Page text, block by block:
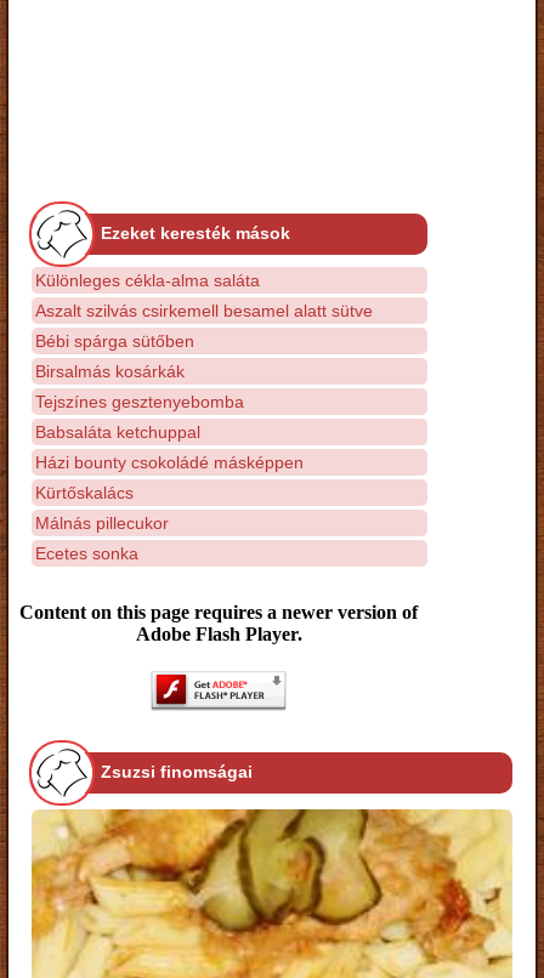
Ezeket keresték mások
Különleges cékla-alma saláta
Aszalt szilvás csirkemell besamel alatt sütve
Bébi spárga sütőben
Birsalmás kosárkák
Tejszínes gesztenyebomba
Babsaláta ketchuppal
Házi bounty csokoládé másképpen
Kürtőskalács
Málnás pillecukor
Ecetes sonka
Content on this page requires a newer version of
Adobe Flash Player.
Zsuzsi finomságai